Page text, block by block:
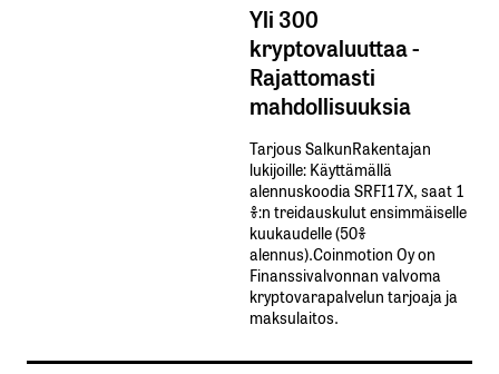
Yli 300
kryptovaluuttaa -
Rajattomasti
mahdollisuuksia
Tarjous SalkunRakentajan
lukijoille: Käyttämällä​ ​
alennuskoodia​ ​SRFI17X,​ ​saat​ ​1
%:n treidauskulut​ ​ensimmäiselle​ ​
kuukaudelle​ ​(50%​ ​
alennus).Coinmotion Oy on
Finanssivalvonnan valvoma
kryptovarapalvelun tarjoaja ja
maksulaitos.